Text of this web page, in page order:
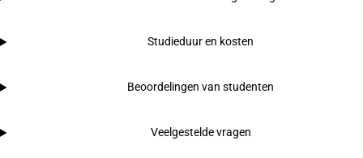
Studieduur en kosten
Beoordelingen van studenten
Veelgestelde vragen